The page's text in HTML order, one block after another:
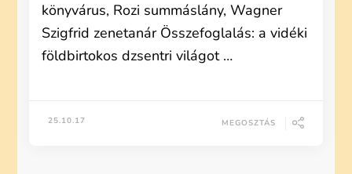
könyvárus, Rozi summáslány, Wagner
Szigfrid zenetanár Összefoglalás: a vidéki
földbirtokos dzsentri világot …
25.10.17 MEGOSZTÁS